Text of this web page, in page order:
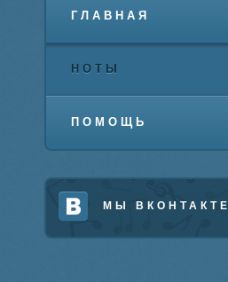
ГЛАВНАЯ
НОТЫ
ПОМОЩЬ
МЫ ВКОНТАКТЕ